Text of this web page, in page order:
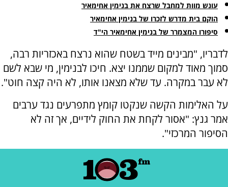
עונש מוות למחבל שרצח את בנימין אחימאיר
הוקם בית מדרש לזכרו של בנימין אחימאיר
סיפורו המצמרר של בנימין אחימאיר הי"ד
לדבריו, "מבינים מייד בשטח שהוא נרצח באכזריות רבה,
סמוך מאוד למקום שממנו יצא. חיכו לבנימין, מי שבא לשם
לא עבר במקרה. עד שלא מצאנו אותו, לא היה קצה חוט".
על האלימות הקשה שנקטו קומץ מתפרעים נגד ערבים
אמר גנץ: "אסור לקחת את החוק לידיים, אך זה לא
הסיפור המרכזי".